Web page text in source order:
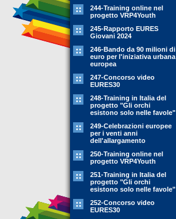
244-Training online nel
progetto VRP4Youth
245-Rapporto EURES
Giovani 2024
246-Bando da 90 milioni di
euro per l'iniziativa urbana
europea
247-Concorso video
EURES30
248-Training in Italia del
progetto "Gli orchi
esistono solo nelle favole"
249-Celebrazioni europee
per i venti anni
dell'allargamento
250-Training online nel
progetto VRP4Youth
251-Training in Italia del
progetto "Gli orchi
esistono solo nelle favole"
252-Concorso video
EURES30